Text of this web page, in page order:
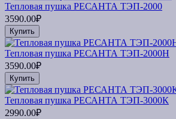
Тепловая пушка РЕСАНТА ТЭП-2000
3590.00₽
Купить
Тепловая пушка РЕСАНТА ТЭП-2000Н
3590.00₽
Купить
Тепловая пушка РЕСАНТА ТЭП-3000К
2990.00₽